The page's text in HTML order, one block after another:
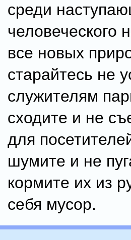
среди
человеческого
все новых
старайтесь не
служителям
сходите и не
для
шумите и не
кормите их из
себя мусор.